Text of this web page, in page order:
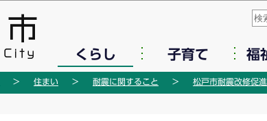
この
くらし 子育て 福
住まい 耐震に関すること 松戸市耐震改修促